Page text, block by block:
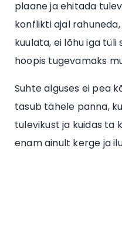
plaane ja ehitada
konflikti ajal
kuulata, ei lõhu iga tüli
hoopis tugevamaks
Suhte alguses ei pea
tasub tähele panna,
tulevikust ja kuidas ta
enam ainult kerge ja